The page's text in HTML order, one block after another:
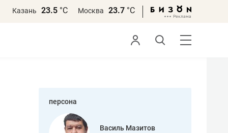
Казань 23.5 °С Москва 23.7 °С
персона
Василь Мазитов